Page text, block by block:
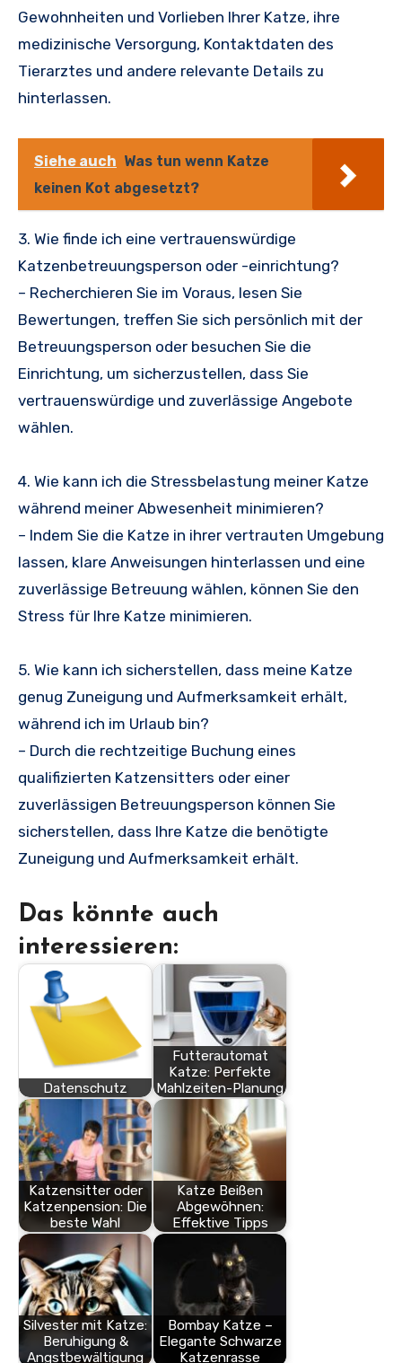
Gewohnheiten und Vorlieben Ihrer Katze, ihre
medizinische Versorgung, Kontaktdaten des
Tierarztes und andere relevante Details zu
hinterlassen.
Siehe auch Was tun wenn Katze
keinen Kot abgesetzt?
3. Wie finde ich eine vertrauenswürdige
Katzenbetreuungsperson oder -einrichtung?
– Recherchieren Sie im Voraus, lesen Sie
Bewertungen, treffen Sie sich persönlich mit der
Betreuungsperson oder besuchen Sie die
Einrichtung, um sicherzustellen, dass Sie
vertrauenswürdige und zuverlässige Angebote
wählen.
4. Wie kann ich die Stressbelastung meiner Katze
während meiner Abwesenheit minimieren?
– Indem Sie die Katze in ihrer vertrauten Umgebung
lassen, klare Anweisungen hinterlassen und eine
zuverlässige Betreuung wählen, können Sie den
Stress für Ihre Katze minimieren.
5. Wie kann ich sicherstellen, dass meine Katze
genug Zuneigung und Aufmerksamkeit erhält,
während ich im Urlaub bin?
– Durch die rechtzeitige Buchung eines
qualifizierten Katzensitters oder einer
zuverlässigen Betreuungsperson können Sie
sicherstellen, dass Ihre Katze die benötigte
Zuneigung und Aufmerksamkeit erhält.
Das könnte auch
interessieren:
Datenschutz
Futterautomat
Katze: Perfekte
Mahlzeiten-Planung
Katzensitter oder
Katzenpension: Die
beste Wahl
Katze Beißen
Abgewöhnen:
Effektive Tipps
Silvester mit Katze:
Beruhigung &
Angstbewältigung
Bombay Katze –
Elegante Schwarze
Katzenrasse